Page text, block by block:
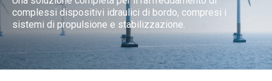
complessi dispositivi idraulici di bordo, compresi i
sistemi di propulsione e stabilizzazione.